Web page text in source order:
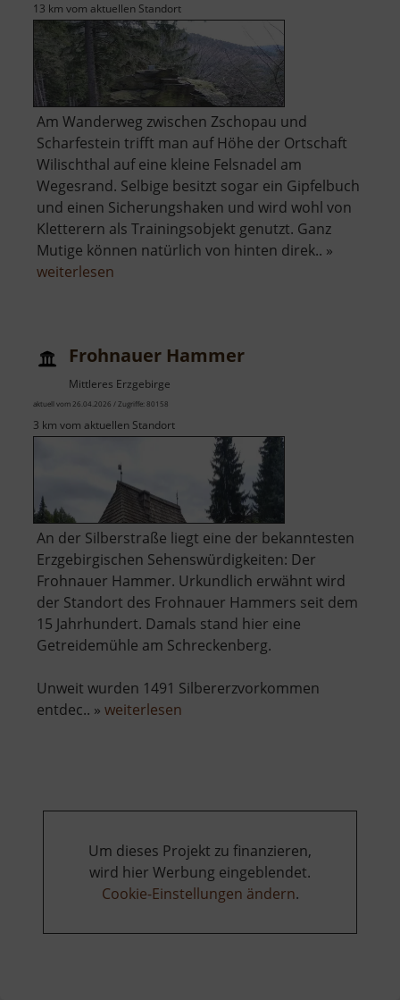
13 km vom aktuellen Standort
Am Wanderweg zwischen Zschopau und
Scharfestein trifft man auf Höhe der Ortschaft
Wilischthal auf eine kleine Felsnadel am
Wegesrand. Selbige besitzt sogar ein Gipfelbuch
und einen Sicherungshaken und wird wohl von
Kletterern als Trainingsobjekt genutzt. Ganz
Mutige können natürlich von hinten direk.. »
weiterlesen
Frohnauer Hammer
Mittleres Erzgebirge
aktuell vom 26.04.2026 / Zugriffe: 80158
3 km vom aktuellen Standort
An der Silberstraße liegt eine der bekanntesten
Erzgebirgischen Sehenswürdigkeiten: Der
Frohnauer Hammer. Urkundlich erwähnt wird
der Standort des Frohnauer Hammers seit dem
15 Jahrhundert. Damals stand hier eine
Getreidemühle am Schreckenberg.
Unweit wurden 1491 Silbererzvorkommen
entdec.. » weiterlesen
Um dieses Projekt zu finanzieren,
wird hier Werbung eingeblendet.
Cookie-Einstellungen ändern.